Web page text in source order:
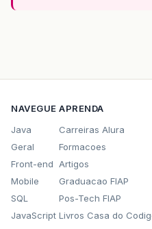
NAVEGUE
Java
Geral
Front-end
Mobile
SQL
JavaScript
APRENDA
Carreiras Alura
Formacoes
Artigos
Graduacao FIAP
Pos-Tech FIAP
Livros Casa do